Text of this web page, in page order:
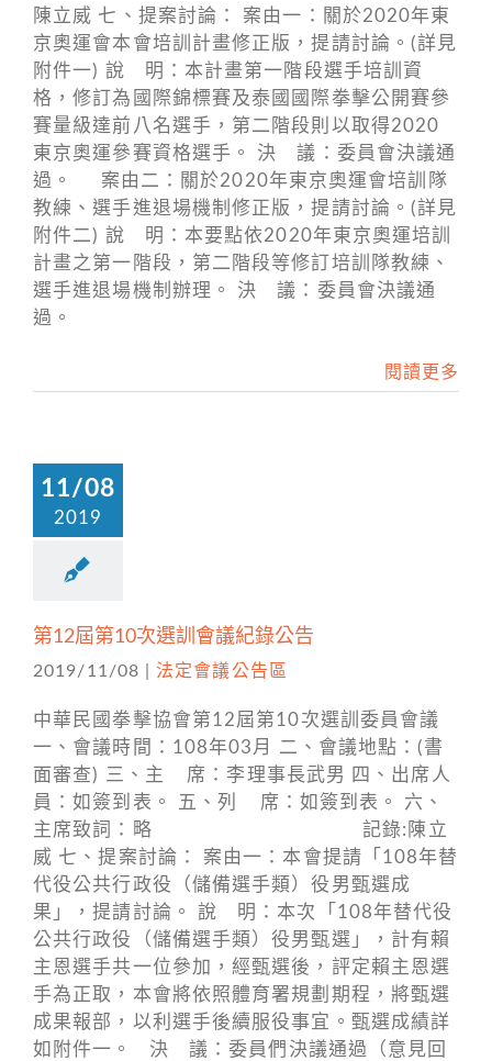
陳立威 七、提案討論： 案由一：關於2020年東
京奧運會本會培訓計畫修正版，提請討論。(詳見
附件一) 說 明：本計畫第一階段選手培訓資
格，修訂為國際錦標賽及泰國國際拳擊公開賽參
賽量級達前八名選手，第二階段則以取得2020
東京奧運參賽資格選手。 決 議：委員會決議通
過。 案由二：關於2020年東京奧運會培訓隊
教練、選手進退場機制修正版，提請討論。(詳見
附件二) 說 明：本要點依2020年東京奧運培訓
計畫之第一階段，第二階段等修訂培訓隊教練、
選手進退場機制辦理。 決 議：委員會決議通
過。
閱讀更多
11/08
2019
第12屆第10次選訓會議紀錄公告
2019/11/08 法定會議公告區
中華民國拳擊協會第12屆第10次選訓委員會議
一、會議時間：108年03月 二、會議地點：(書
面審查) 三、主 席：李理事長武男 四、出席人
員：如簽到表。 五、列 席：如簽到表。 六、
主席致詞：略 記錄:陳立
威 七、提案討論： 案由一：本會提請「108年替
代役公共行政役（儲備選手類）役男甄選成
果」，提請討論。 說 明：本次「108年替代役
公共行政役（儲備選手類）役男甄選」，計有賴
主恩選手共一位參加，經甄選後，評定賴主恩選
手為正取，本會將依照體育署規劃期程，將甄選
成果報部，以利選手後續服役事宜。甄選成績詳
如附件一。 決 議：委員們決議通過（意見回